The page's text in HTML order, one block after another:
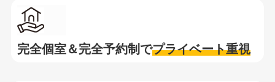
完全個室＆完全予約制でプライベート重視